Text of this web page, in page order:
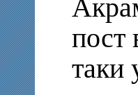
пост
таки